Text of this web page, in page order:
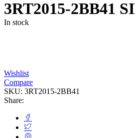
3RT2015-2BB41
In stock
Wishlist
Compare
SKU: 3RT2015-2BB41
Share: